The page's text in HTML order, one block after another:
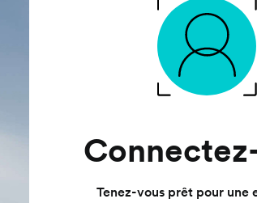
Tenez-vous prêt pour une